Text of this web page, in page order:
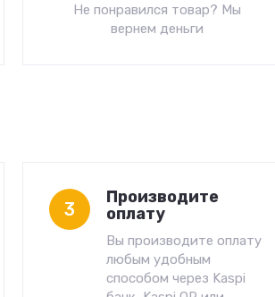
Не понравился товар? Мы
вернем деньги
3
Производите
оплату
Вы производите оплату
любым удобным
способом через Kaspi